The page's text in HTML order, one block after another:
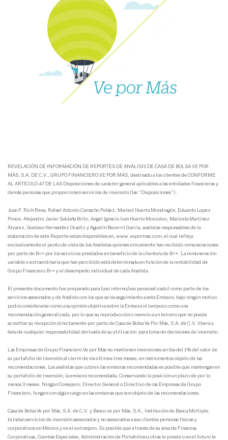
REVELACIÓN DE INFORMACIÓN DE REPORTES DE ANÁLISIS DE CASA DE BOLSA VE POR
MÁS, S.A. DE C.V., GRUPO FINANCIERO VE POR MÁS, destinado a los clientes de CONFORME
AL ARTÍCULO 47 DE LAS Disposiciones de carácter general aplicables a las entidades financieras y
demás personas que proporcionen servicios de inversión (las “Disposiciones”).
Juan F. Rich Rena, Rafael Antonio Camacho Peláez, Marisol Huerta Mondragón, Eduardo Lopez
Ponce, Alejandro Javier Saldaña Brito, Angel Ignacio Ivan Huerta Monzalvo, Maricela Martínez
Álvarez, Gustavo Hernández Ocadiz y Agustín Becerril García, analistas responsables de la
elaboración de este Reporte están disponibles en, www.vepormas.com, el cual refleja
exclusivamente el punto de vista de los Analistas quienes únicamente han recibido remuneraciones
por parte de B×+ por los servicios prestados en beneficio de la clientela de B×+. La remuneración
variable o extraordinaria que han percibido está determinada en función de la rentabilidad de
Grupo Financiero B×+ y el desempeño individual de cada Analista.
El presente documento fue preparado para (uso interno/uso personalizado) como parte de los
servicios asesorados y de Análisis con los que se da seguimiento a esta Emisora, bajo ningún motivo
podrá considerarse como una opinión objetiva sobre la Emisora ni tampoco como una
recomendación generalizada, por lo que su reproducción o reenvío a un tercero que no pueda
acreditar su recepción directamente por parte de Casa de Bolsa Ve Por Más, S.A. de C.V. libera a
ésta de cualquier responsabilidad derivada de su utilización para toma de decisiones de inversión.
Las Empresas de Grupo Financiero Ve por Más no mantienen inversiones arriba del 1% del valor de
su portafolio de inversión al cierre de los últimos tres meses, en instrumentos objeto de las
recomendaciones. Los analistas que cubren las emisoras recomendadas es posible que mantengan en
su portafolio de inversión, la emisora recomendada. Conservando la posición un plazo de por lo
menos 3 meses. Ningún Consejero, Director General o Directivo de las Empresas de Grupo
Financiero, fungen con algún cargo en las emisoras que son objeto de las recomendaciones.
Casa de Bolsa Ve por Más, S.A. de C.V. y Banco ve por Más, S.A., Institución de Banca Múltiple,
brindan servicios de inversión asesorados y no asesorados a sus clientes personas físicas y
corporativos en México y en el extranjero. Es posible que a través de su área de Finanzas
Corporativas, Cuentas Especiales, Administración de Portafolios u otras le preste o en el futuro le